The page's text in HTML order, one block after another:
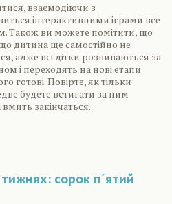
взаємодіючи з
інтерактивними іграми все
Також ви можете помітити, що
дитина ще самостійно не
адже всі дітки розвиваються за
і переходять на нові етапи
готові. Повірте, як тільки
будете встигати за ним
закінчаться.
сорок п´ятий